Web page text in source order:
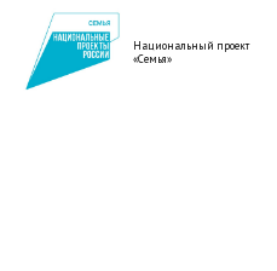
Национальный проект
«Семья»